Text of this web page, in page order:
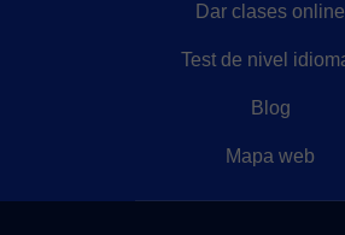
Dar clases online
Test de nivel
Blog
Mapa web